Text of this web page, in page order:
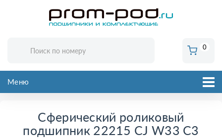
0
Меню
Сферический роликовый
подшипник 22215 CJ W33 C3